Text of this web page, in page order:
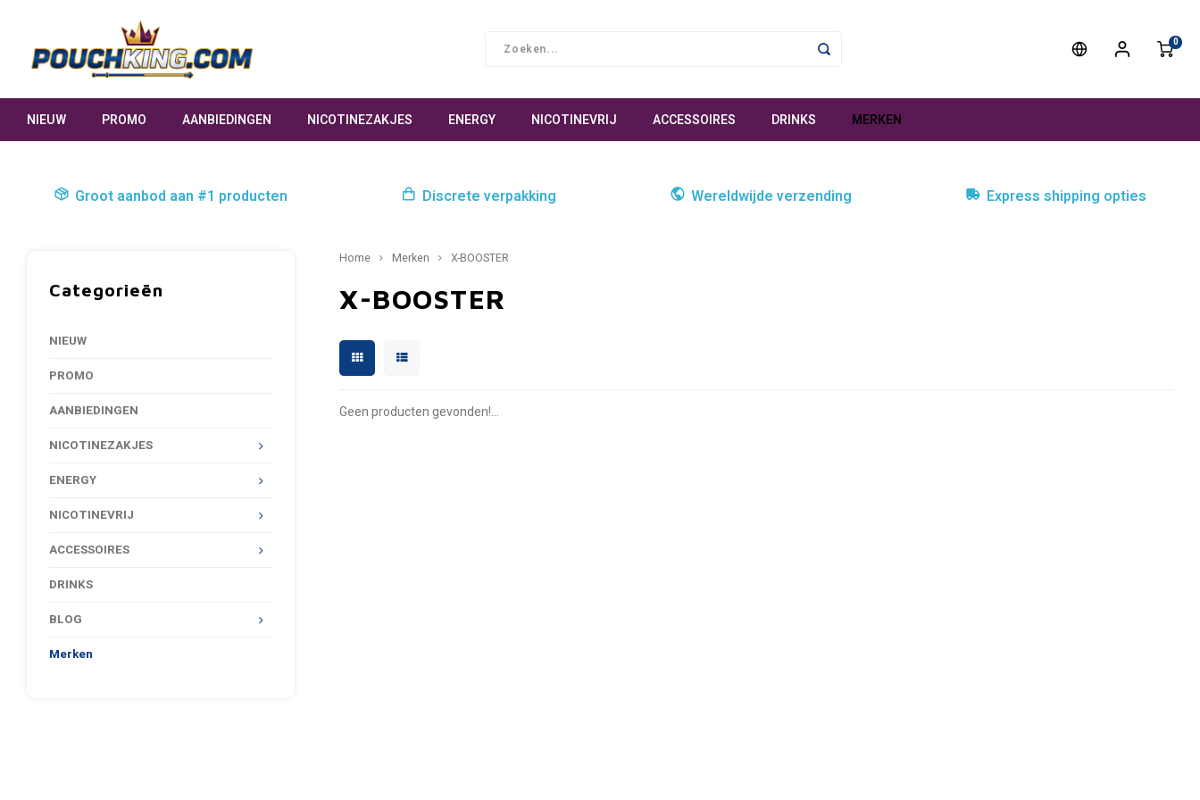
0
NIEUW PROMO AANBIEDINGEN NICOTINEZAKJES ENERGY NICOTINEVRIJ ACCESSOIRES DRINKS MERKEN
Groot aanbod aan #1 producten Discrete verpakking Wereldwijde verzending Express shipping opties
Categorieën
NIEUW
PROMO
AANBIEDINGEN
NICOTINEZAKJES
ENERGY
NICOTINEVRIJ
ACCESSOIRES
DRINKS
BLOG
Merken
Home Merken X-BOOSTER
X-BOOSTER
Geen producten gevonden!...